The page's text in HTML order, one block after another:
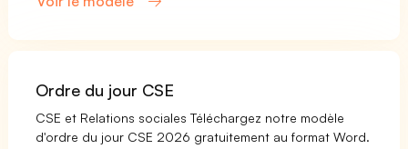
Ordre du jour CSE
CSE et Relations sociales Téléchargez notre modèle
d'ordre du jour CSE 2026 gratuitement au format Word.